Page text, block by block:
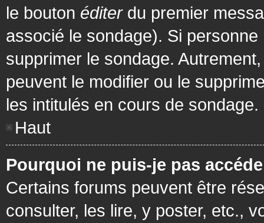
le bouton éditerdu premier
associé le sondage). Si personne
supprimer le sondage.
peuvent le modifier ou le
les intitulés en cours de sondage.
Haut
Pourquoi ne puis-je pas
Certains forums peuvent être
consulter, les lire, y poster, etc.,